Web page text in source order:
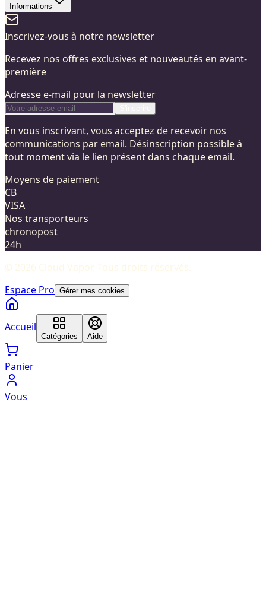
Informations
Inscrivez-vous à notre newsletter
Recevez nos offres exclusives et nouveautés en avant-
première
Adresse e-mail pour la newsletter
En vous inscrivant, vous acceptez de recevoir nos
communications par email. Désinscription possible à
tout moment via le lien présent dans chaque email.
Moyens de paiement
CB
VISA
Nos transporteurs
chronopost
24h
© 2026 Cloud Vapor. Tous droits réservés.
Espace Pro Gérer mes cookies
Accueil
Catégories Aide
Panier
Vous